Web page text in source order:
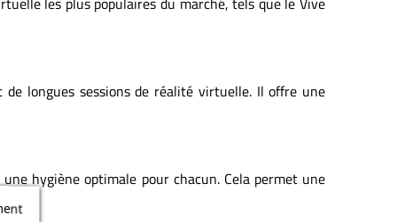
longues sessions de réalité virtuelle. Il offre une
hygiène optimale pour chacun. Cela permet une